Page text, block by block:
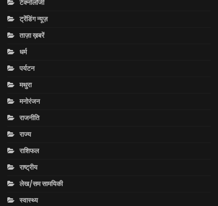
टेक्नोलॉजी
ट्रेंडिंग न्यूज़
ताज़ा ख़बरें
धर्म
पर्यटन
मथुरा
मनोरंजन
राजनीति
राज्य
राशिफल
राष्ट्रीय
लेख/सम सामयिकी
स्वास्थ्य